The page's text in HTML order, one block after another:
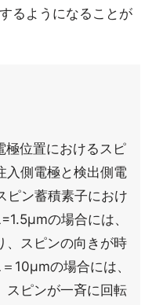
るようになることが
極位置におけるスピ
入側電極と検出側電
ピン蓄積素子におけ
の場合には、
、スピンの向きが時
10μmの場合には、
スピンが一斉に回転